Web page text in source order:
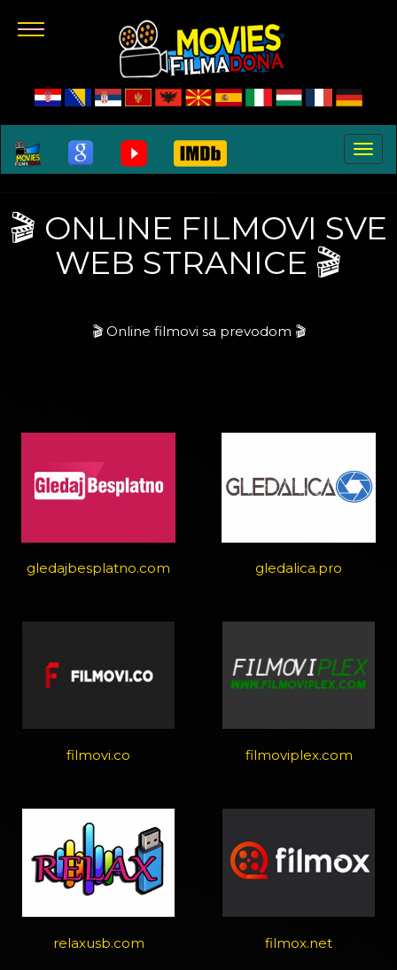
Toggle
🎬 ONLINE FILMOVI SVE
WEB STRANICE 🎬
🎬 Online filmovi sa prevodom 🎬
gledajbesplatno.com gledalica.pro
filmovi.co filmoviplex.com
relaxusb.com filmox.net